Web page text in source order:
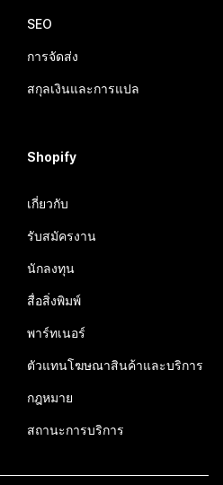
SEO
การจัดส่ง
สกุลเงินและการแปล
Shopify
เกี่ยวกับ
รับสมัครงาน
นักลงทุน
สื่อสิ่งพิมพ์
พาร์ทเนอร์
ตัวแทนโฆษณาสินค้าและบริการ
กฎหมาย
สถานะการบริการ